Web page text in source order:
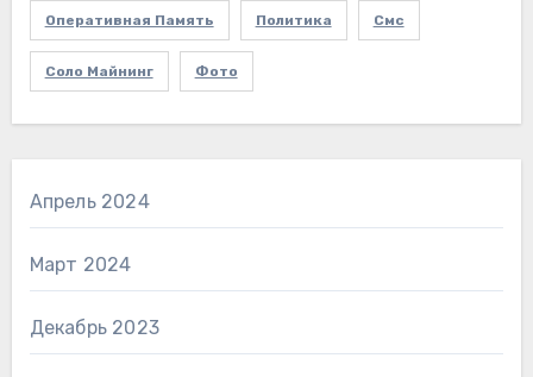
Оперативная Память Политика Смс
Соло Майнинг Фото
Апрель 2024
Март 2024
Декабрь 2023